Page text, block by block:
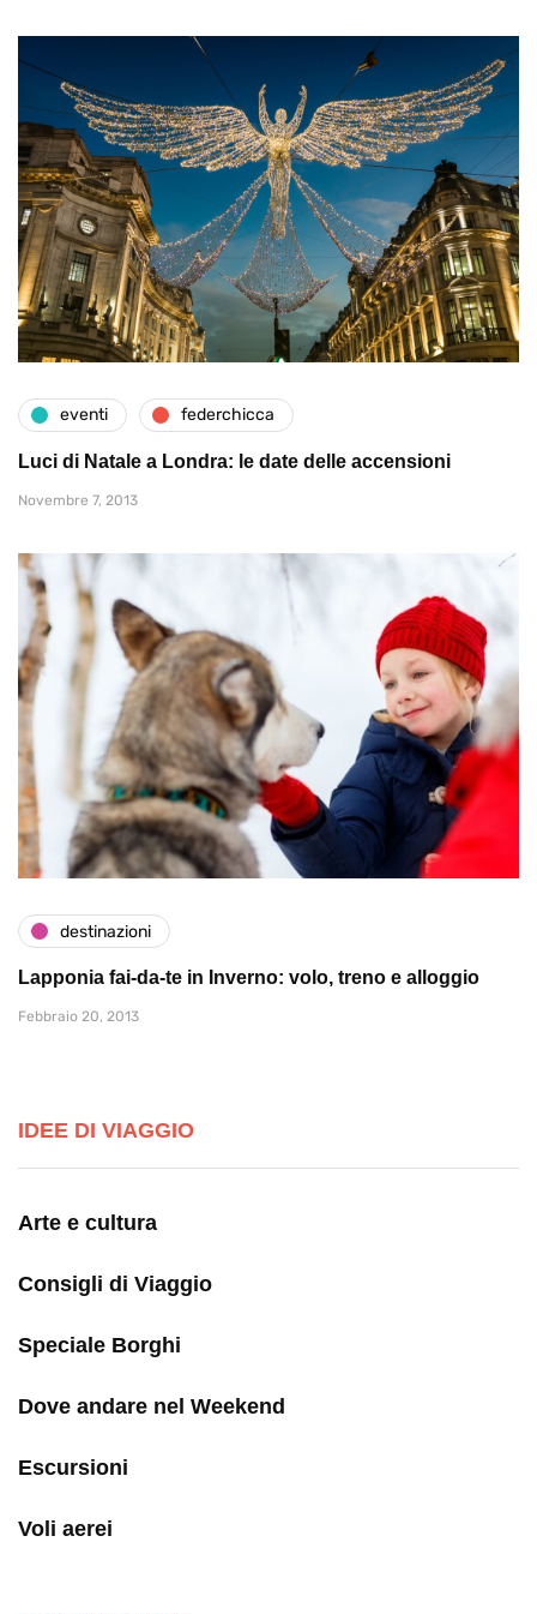
eventi federchicca
Luci di Natale a Londra: le date delle accensioni
Novembre 7, 2013
destinazioni
Lapponia fai-da-te in Inverno: volo, treno e alloggio
Febbraio 20, 2013
IDEE DI VIAGGIO
Arte e cultura
Consigli di Viaggio
Speciale Borghi
Dove andare nel Weekend
Escursioni
Voli aerei